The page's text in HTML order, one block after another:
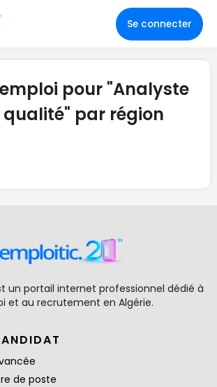
Se connecter
pour "Analyste
par région
un portail internet professionnel dédié à
et au recrutement en Algérie.
de poste